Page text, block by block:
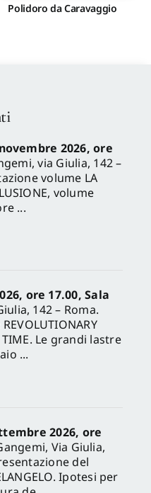
Polidoro da Caravaggio
2026, ore
via Giulia, 142 –
volume LA
volume
...
ore 17.00, Sala
142 – Roma.
TIME. Le grandi lastre
...
2026, ore
Via Giulia,
del
Ipotesi per